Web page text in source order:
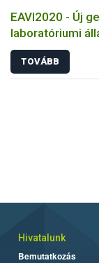
EAVI2020 - Új
laboratóriumi
TOVÁBB
Hivatalunk
Bemutatkozás